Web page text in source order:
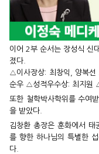
이어 2부 순서는 장성식 신
졌다.
△이사장상: 최창익, 양복
순우 △성적우수상: 최지원
또한 철학박사학위를 수여
을 받았다.
김창환 총장은 훈화에서
를 향한 하나님의 특별한
다.